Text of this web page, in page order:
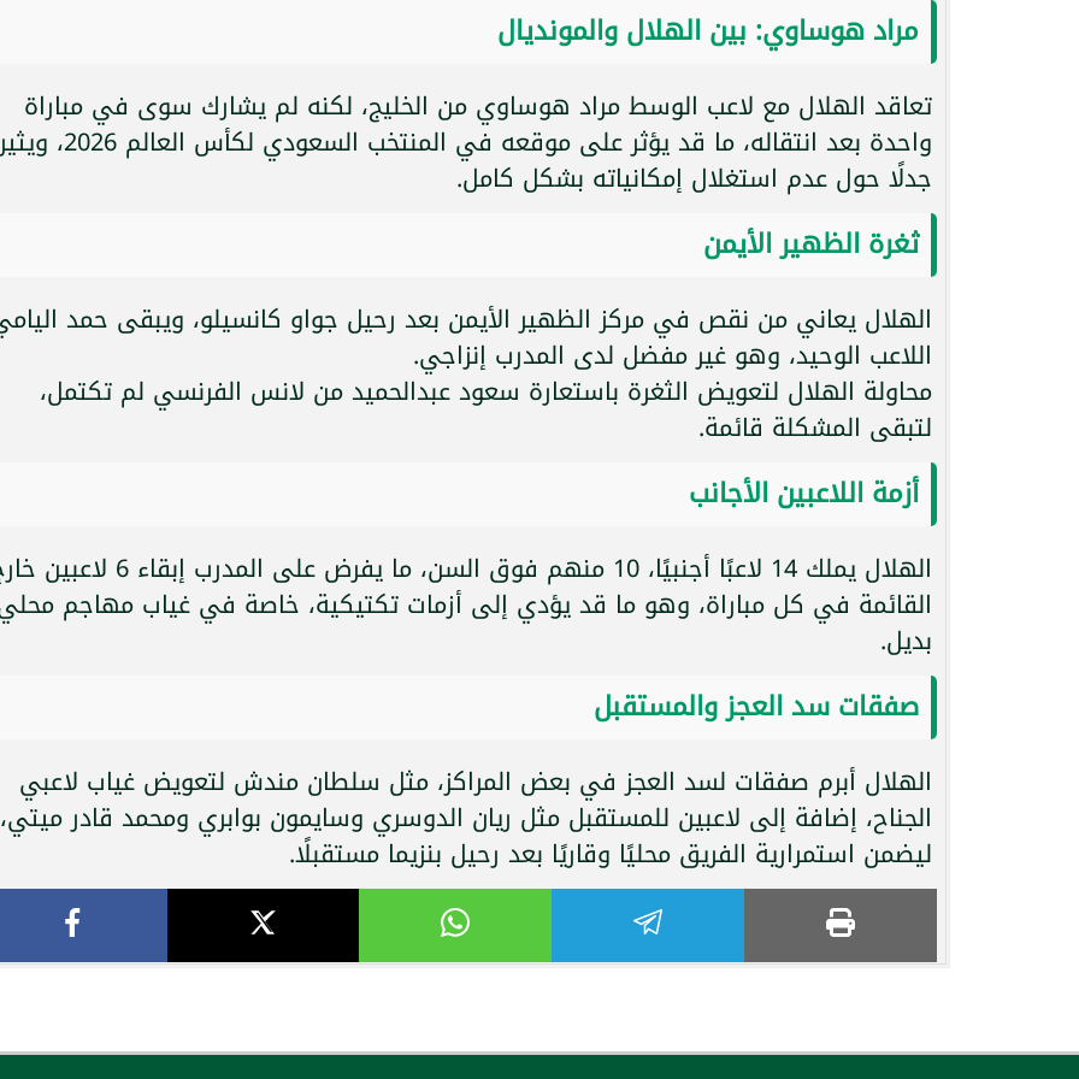
مراد هوساوي: بين الهلال والمونديال
تعاقد الهلال مع لاعب الوسط مراد هوساوي من الخليج، لكنه لم يشارك سوى في مباراة
واحدة بعد انتقاله، ما قد يؤثر على موقعه في المنتخب السعودي لكأس العالم 2026، ويثير
جدلًا حول عدم استغلال إمكانياته بشكل كامل.
ثغرة الظهير الأيمن
الهلال يعاني من نقص في مركز الظهير الأيمن بعد رحيل جواو كانسيلو، ويبقى حمد
اللاعب الوحيد، وهو غير مفضل لدى المدرب إنزاجي.
محاولة الهلال لتعويض الثغرة باستعارة سعود عبدالحميد من لانس الفرنسي لم تكتمل،
لتبقى المشكلة قائمة.
أزمة اللاعبين الأجانب
الهلال يملك 14 لاعبًا أجنبيًا، 10 منهم فوق السن، ما يفرض على المدرب إبقاء
القائمة في كل مباراة، وهو ما قد يؤدي إلى أزمات تكتيكية، خاصة في غياب مهاجم
بديل.
صفقات سد العجز والمستقبل
الهلال أبرم صفقات لسد العجز في بعض المراكز، مثل سلطان مندش لتعويض غياب لاعبي
الجناح، إضافة إلى لاعبين للمستقبل مثل ريان الدوسري وسايمون بوابري ومحمد قادر ميتي،
ليضمن استمرارية الفريق محليًا وقاريًا بعد رحيل بنزيما مستقبلًا.